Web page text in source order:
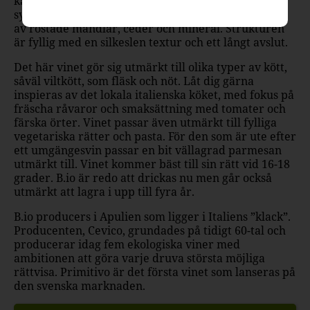
symfoni av hallon och kryddiga körsbär med toner
av rostade mandlar, ceder och mineral. Strukturen
är fyllig med en silkeslen textur och ett långt avslut.
Det här vinet gör sig utmärkt till olika typer av kött,
såväl viltkött, som fläsk och nöt. Låt dig gärna
inspieras av det lokala italienska köket, med fokus på
fräscha råvaror och smaksättning med tomater och
färska örter. Vinet passar även utmärkt till fylliga
vegetariska rätter och pasta. För den som är ute efter
ett umgängesvin passar en bit vällagrad parmesan
utmärkt till. Vinet kommer bäst till sin rätt vid 16-18
grader. B.io är redo att drickas nu men går också
utmärkt att lagra i upp till fyra år.
B.io producers i Apulien som ligger i Italiens ”klack”.
Producenten, Cevico, grundades på tidigt 60-tal och
producerar idag fem ekologiska viner med
ambitionen att göra varje druva största möjliga
rättvisa. Primitivo är det första vinet som lanseras på
den svenska marknaden.